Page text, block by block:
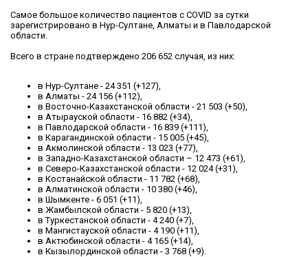
Самое большое количество пациентов с COVID за сутки
зарегистрировано в Нур-Султане, Алматы и в Павлодарской
области.
Всего в стране подтверждено 206 652 случая, из них:
в Нур-Султане - 24 351 (+127),
в Алматы - 24 156 (+112),
в Восточно-Казахстанской области - 21 503 (+50),
в Атырауской области - 16 882 (+34),
в Павлодарской области - 16 839 (+111),
в Карагандинской области - 15 005 (+45),
в Акмолинской области - 13 023 (+77),
в Западно-Казахстанской области – 12 473 (+61),
в Северо-Казахстанской области - 12 024 (+31),
в Костанайской области - 11 782 (+68),
в Алматинской области - 10 380 (+46),
в Шымкенте - 6 051 (+11),
в Жамбылской области - 5 820 (+13),
в Туркестанской области - 4 240 (+7),
в Мангистауской области - 4 190 (+11),
в Актюбинской области - 4 165 (+14),
в Кызылординской области - 3 768 (+9).